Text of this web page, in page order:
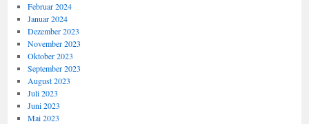
Februar 2024
Januar 2024
Dezember 2023
November 2023
Oktober 2023
September 2023
August 2023
Juli 2023
Juni 2023
Mai 2023